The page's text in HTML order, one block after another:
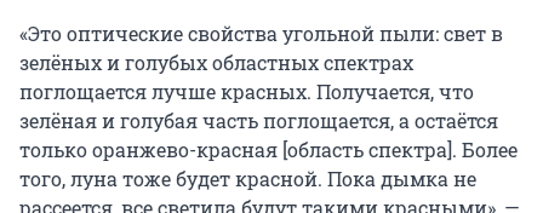
«Это оптические свойства угольной пыли: свет в
зелёных и голубых областных спектрах
поглощается лучше красных. Получается, что
зелёная и голубая часть поглощается, а остаётся
только оранжево-красная [область спектра]. Более
того, луна тоже будет красной. Пока дымка не
рассеется, все светила будут такими красными», —